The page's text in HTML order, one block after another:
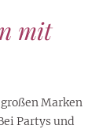
mit
Marken
Partys und